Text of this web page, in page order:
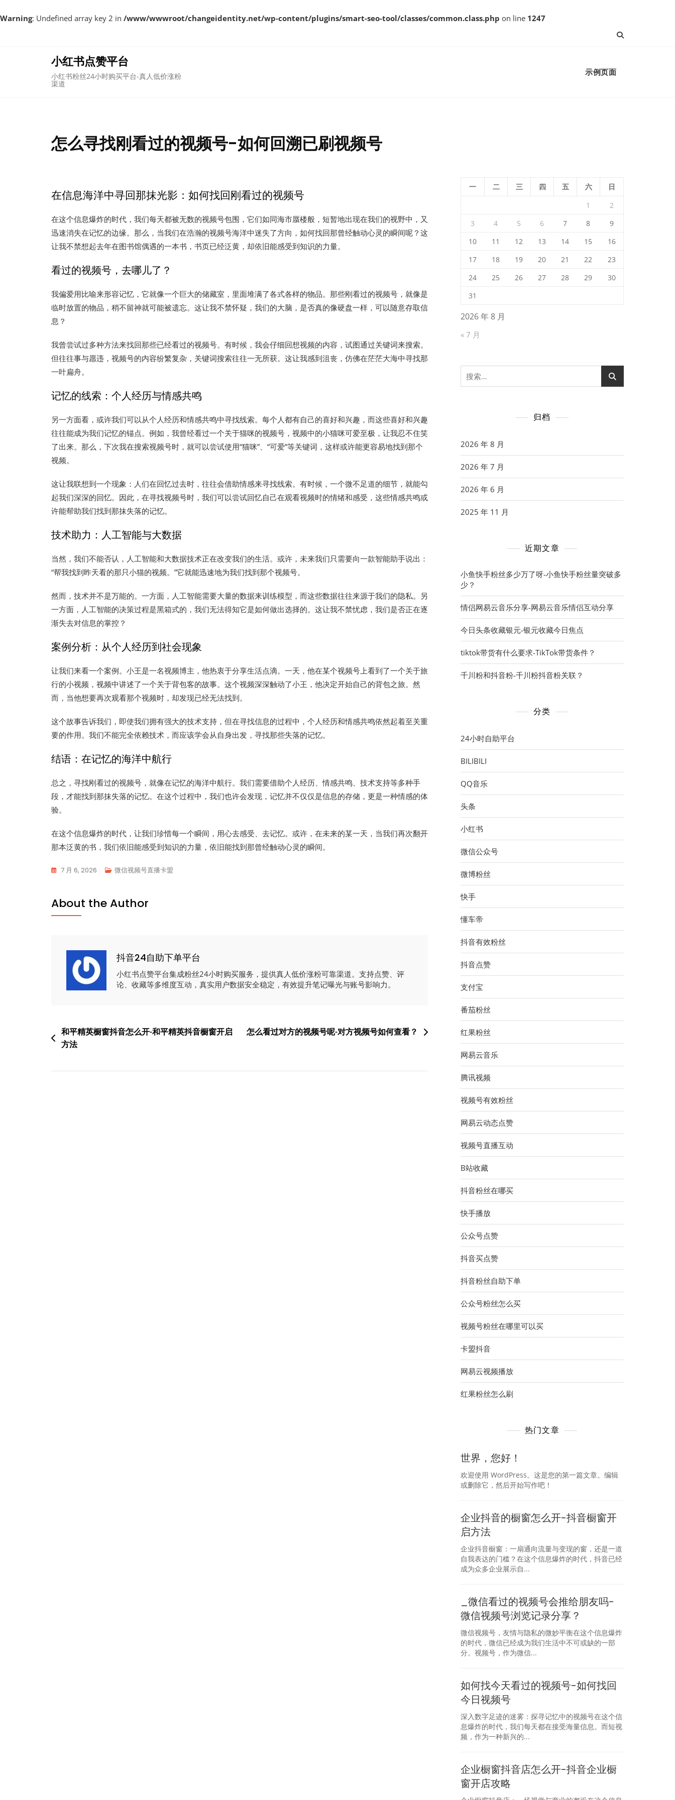
Warning: Undefined array key 2 in /www/wwwroot/changeidentity.net/wp-content/plugins/smart-seo-tool/classes/common.class.php on line 1247
小红书点赞平台
小红书粉丝24小时购买平台-真人低价涨粉
渠道
示例页面
怎么寻找刚看过的视频号-如何回溯已刷视频号
在信息海洋中寻回那抹光影：如何找回刚看过的视频号
在这个信息爆炸的时代，我们每天都被无数的视频号包围，它们如同海市蜃楼般，短暂地出现在我们的视野中，又
迅速消失在记忆的边缘。那么，当我们在浩瀚的视频号海洋中迷失了方向，如何找回那曾经触动心灵的瞬间呢？这
让我不禁想起去年在图书馆偶遇的一本书，书页已经泛黄，却依旧能感受到知识的力量。
看过的视频号，去哪儿了？
我偏爱用比喻来形容记忆，它就像一个巨大的储藏室，里面堆满了各式各样的物品。那些刚看过的视频号，就像是
临时放置的物品，稍不留神就可能被遗忘。这让我不禁怀疑，我们的大脑，是否真的像硬盘一样，可以随意存取信
息？
我曾尝试过多种方法来找回那些已经看过的视频号。有时候，我会仔细回想视频的内容，试图通过关键词来搜索。
但往往事与愿违，视频号的内容纷繁复杂，关键词搜索往往一无所获。这让我感到沮丧，仿佛在茫茫大海中寻找那
一叶扁舟。
记忆的线索：个人经历与情感共鸣
另一方面看，或许我们可以从个人经历和情感共鸣中寻找线索。每个人都有自己的喜好和兴趣，而这些喜好和兴趣
往往能成为我们记忆的锚点。例如，我曾经看过一个关于猫咪的视频号，视频中的小猫咪可爱至极，让我忍不住笑
了出来。那么，下次我在搜索视频号时，就可以尝试使用“猫咪”、“可爱”等关键词，这样或许能更容易地找到那个
视频。
这让我联想到一个现象：人们在回忆过去时，往往会借助情感来寻找线索。有时候，一个微不足道的细节，就能勾
起我们深深的回忆。因此，在寻找视频号时，我们可以尝试回忆自己在观看视频时的情绪和感受，这些情感共鸣或
许能帮助我们找到那抹失落的记忆。
技术助力：人工智能与大数据
当然，我们不能否认，人工智能和大数据技术正在改变我们的生活。或许，未来我们只需要向一款智能助手说出：
“帮我找到昨天看的那只小猫的视频。”它就能迅速地为我们找到那个视频号。
然而，技术并不是万能的。一方面，人工智能需要大量的数据来训练模型，而这些数据往往来源于我们的隐私。另
一方面，人工智能的决策过程是黑箱式的，我们无法得知它是如何做出选择的。这让我不禁忧虑，我们是否正在逐
渐失去对信息的掌控？
案例分析：从个人经历到社会现象
让我们来看一个案例。小王是一名视频博主，他热衷于分享生活点滴。一天，他在某个视频号上看到了一个关于旅
行的小视频，视频中讲述了一个关于背包客的故事。这个视频深深触动了小王，他决定开始自己的背包之旅。然
而，当他想要再次观看那个视频时，却发现已经无法找到。
这个故事告诉我们，即使我们拥有强大的技术支持，但在寻找信息的过程中，个人经历和情感共鸣依然起着至关重
要的作用。我们不能完全依赖技术，而应该学会从自身出发，寻找那些失落的记忆。
结语：在记忆的海洋中航行
总之，寻找刚看过的视频号，就像在记忆的海洋中航行。我们需要借助个人经历、情感共鸣、技术支持等多种手
段，才能找到那抹失落的记忆。在这个过程中，我们也许会发现，记忆并不仅仅是信息的存储，更是一种情感的体
验。
在这个信息爆炸的时代，让我们珍惜每一个瞬间，用心去感受、去记忆。或许，在未来的某一天，当我们再次翻开
那本泛黄的书，我们依旧能感受到知识的力量，依旧能找到那曾经触动心灵的瞬间。
7 月 6, 2026 微信视频号直播卡盟
About the Author
抖音24自助下单平台
小红书点赞平台集成粉丝24小时购买服务，提供真人低价涨粉可靠渠道。支持点赞、评
论、收藏等多维度互动，真实用户数据安全稳定，有效提升笔记曝光与账号影响力。
文
章
导
和平精英橱窗抖音怎么开-和平精英抖音橱窗开启
方法
怎么看过对方的视频号呢-对方视频号如何查看？
2026 年 8 月
一 二 三 四 五 六
日
1
2
3
4 5 6 7 8
9
10
11 12 13 14 15
16
17
18 19 20 21 22
23
24
25 26 27 28 29
30
31
« 7 月
搜
索：
归档
2026 年 8 月
2026 年 7 月
2026 年 6 月
2025 年 11 月
近期文章
小鱼快手粉丝多少万了呀-小鱼快手粉丝量突破多
少？
情侣网易云音乐分享-网易云音乐情侣互动分享
今日头条收藏银元-银元收藏今日焦点
tiktok带货有什么要求-TikTok带货条件？
千川粉和抖音粉-千川粉抖音粉关联？
分类
24小时自助平台
BILIBILI
QQ音乐
头条
小红书
微信公众号
微博粉丝
快手
懂车帝
抖音有效粉丝
抖音点赞
支付宝
番茄粉丝
红果粉丝
网易云音乐
腾讯视频
视频号有效粉丝
网易云动态点赞
视频号直播互动
B站收藏
抖音粉丝在哪买
快手播放
公众号点赞
抖音买点赞
抖音粉丝自助下单
公众号粉丝怎么买
视频号粉丝在哪里可以买
卡盟抖音
网易云视频播放
红果粉丝怎么刷
热门文章
世界，您好！
欢迎使用 WordPress。这是您的第一篇文章。编辑
或删除它，然后开始写作吧！
企业抖音的橱窗怎么开-抖音橱窗开
启方法
企业抖音橱窗：一扇通向流量与变现的窗，还是一道
自我表达的门槛？在这个信息爆炸的时代，抖音已经
成为众多企业展示自...
_微信看过的视频号会推给朋友吗-
微信视频号浏览记录分享？
微信视频号，友情与隐私的微妙平衡在这个信息爆炸
的时代，微信已经成为我们生活中不可或缺的一部
分。视频号，作为微信...
如何找今天看过的视频号-如何找回
今日视频号
深入数字足迹的迷雾：探寻记忆中的视频号在这个信
息爆炸的时代，我们每天都在接受海量信息。而短视
频，作为一种新兴的...
企业橱窗抖音店怎么开-抖音企业橱
窗开店攻略